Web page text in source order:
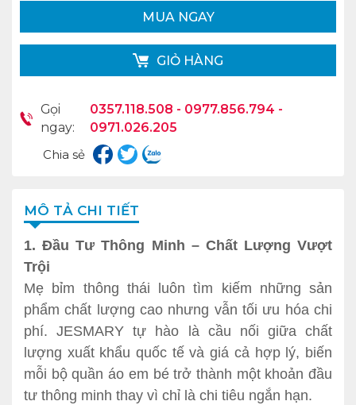
MUA NGAY
GIỎ HÀNG
Gọi
ngay:
0357.118.508 - 0977.856.794 -
0971.026.205
Chia sẻ
MÔ TẢ CHI TIẾT
1. Đầu Tư Thông Minh – Chất Lượng Vượt
Trội
Mẹ bỉm thông thái luôn tìm kiếm những sản
phẩm chất lượng cao nhưng vẫn tối ưu hóa chi
phí. JESMARY tự hào là cầu nối giữa chất
lượng xuất khẩu quốc tế và giá cả hợp lý, biến
mỗi bộ quần áo em bé trở thành một khoản đầu
tư thông minh thay vì chỉ là chi tiêu ngắn hạn.